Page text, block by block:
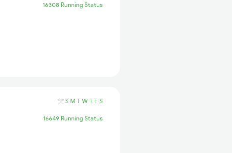
16308 Running Status
S M T W T F S
16649 Running Status